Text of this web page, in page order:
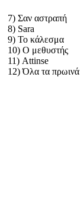
7) Σαν αστραπή
8) Sara
9) Το κάλεσμα
10) Ο μεθυστής
11) Attinse
12) Όλα τα πρωινά